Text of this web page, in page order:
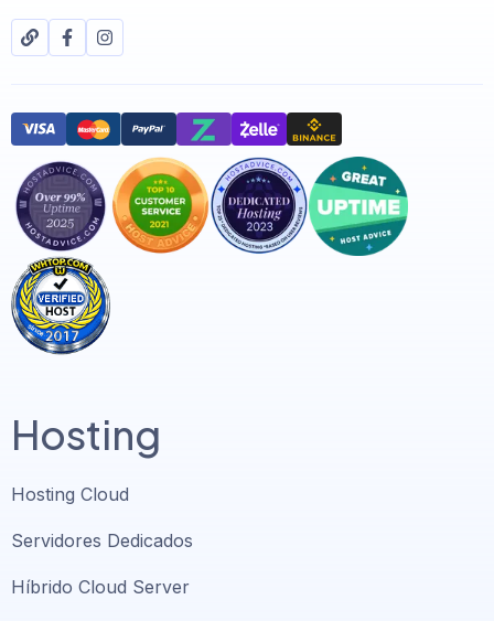
Hosting
Hosting Cloud
Servidores Dedicados
Híbrido Cloud Server